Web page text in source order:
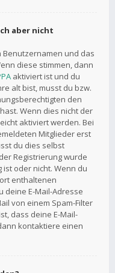
aber nicht
und das
diese stimmen, dann
aktiviert ist und du
alt bist, musst du bzw.
den
Wenn dies nicht der
aktiviert werden. Bei
Mitglieder erst
du dies selbst
Registrierung wurde
oder nicht. Wenn du
enthaltenen
deine E-Mail-Adresse
von einem Spam-Filter
dass deine E-Mail-
kontaktiere einen